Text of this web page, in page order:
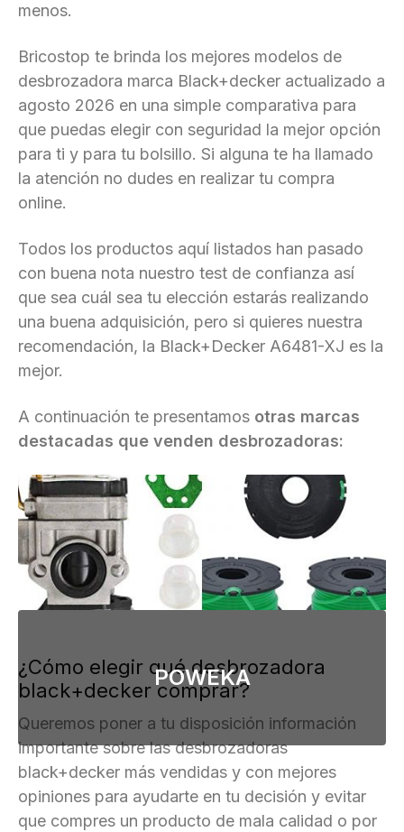
menos.
Bricostop te brinda los mejores modelos de
desbrozadora marca Black+decker actualizado a
agosto 2026 en una simple comparativa para
que puedas elegir con seguridad la mejor opción
para ti y para tu bolsillo. Si alguna te ha llamado
la atención no dudes en realizar tu compra
online.
Todos los productos aquí listados han pasado
con buena nota nuestro test de confianza así
que sea cuál sea tu elección estarás realizando
una buena adquisición, pero si quieres nuestra
recomendación, la Black+Decker A6481-XJ es la
mejor.
A continuación te presentamos otras marcas
destacadas que venden desbrozadoras:
POWEKA
¿Cómo elegir qué desbrozadora
black+decker comprar?
Queremos poner a tu disposición información
importante sobre las desbrozadoras
black+decker más vendidas y con mejores
opiniones para ayudarte en tu decisión y evitar
que compres un producto de mala calidad o por